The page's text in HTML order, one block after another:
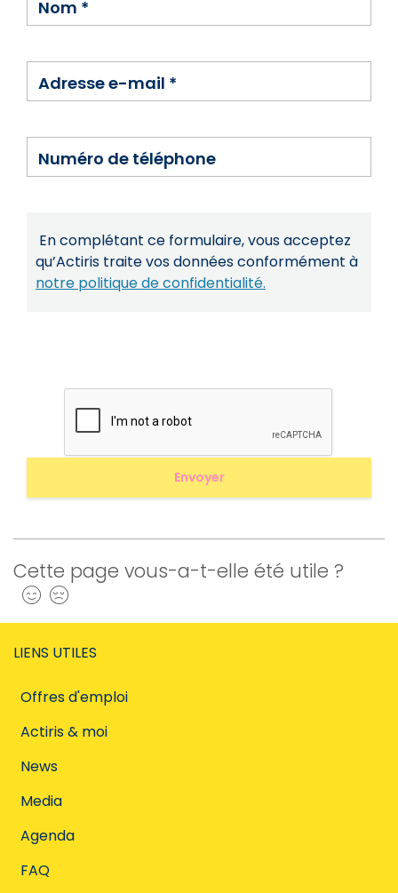
Nom *
Adresse e-mail *
Numéro de téléphone
En complétant ce formulaire, vous acceptez
qu’Actiris traite vos données conformément à
notre politique de confidentialité.
Cette page vous-a-t-elle été utile ?
Oui
LIENS UTILES
Offres d'emploi
Actiris & moi
News
Media
Agenda
FAQ